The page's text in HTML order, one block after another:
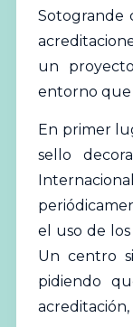
Sotogrande
un
entorno que
En primer
sello
el uso de
Un centro
pidiendo
acreditación,